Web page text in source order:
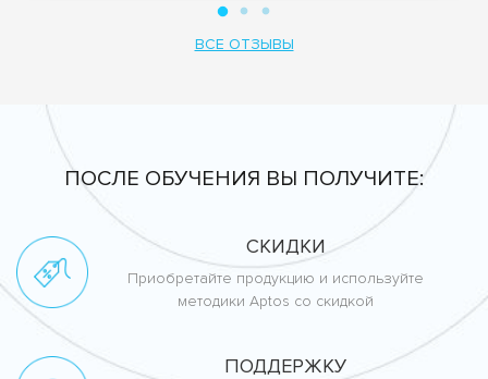
ВСЕ ОТЗЫВЫ
ПОСЛЕ ОБУЧЕНИЯ ВЫ ПОЛУЧИТЕ:
СКИДКИ
Приобретайте продукцию и используйте
методики Aptos со скидкой
ПОДДЕРЖКУ